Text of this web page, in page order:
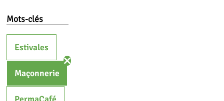
Mots-clés
Estivales
Maçonnerie